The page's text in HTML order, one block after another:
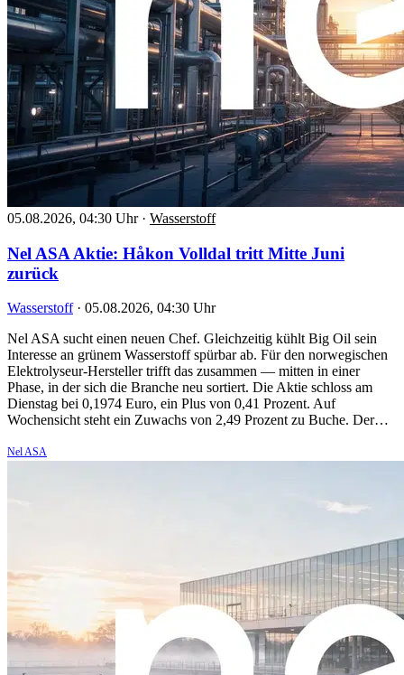
05.08.2026, 04:30 Uhr · Wasserstoff
Nel ASA Aktie: Håkon Volldal tritt Mitte Juni
zurück
Wasserstoff · 05.08.2026, 04:30 Uhr
Nel ASA sucht einen neuen Chef. Gleichzeitig kühlt Big Oil sein
Interesse an grünem Wasserstoff spürbar ab. Für den norwegischen
Elektrolyseur-Hersteller trifft das zusammen — mitten in einer
Phase, in der sich die Branche neu sortiert. Die Aktie schloss am
Dienstag bei 0,1974 Euro, ein Plus von 0,41 Prozent. Auf
Wochensicht steht ein Zuwachs von 2,49 Prozent zu Buche. Der…
Nel ASA